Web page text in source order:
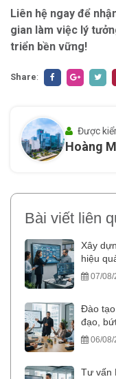
Liên hệ ngay để
gian làm việc lý
triển bền vững!
Share:
Được
Hoàng
Bài viết liên
Xây
hiệu
07/08/
Đào
đạo,
06/08/
Tư vấn